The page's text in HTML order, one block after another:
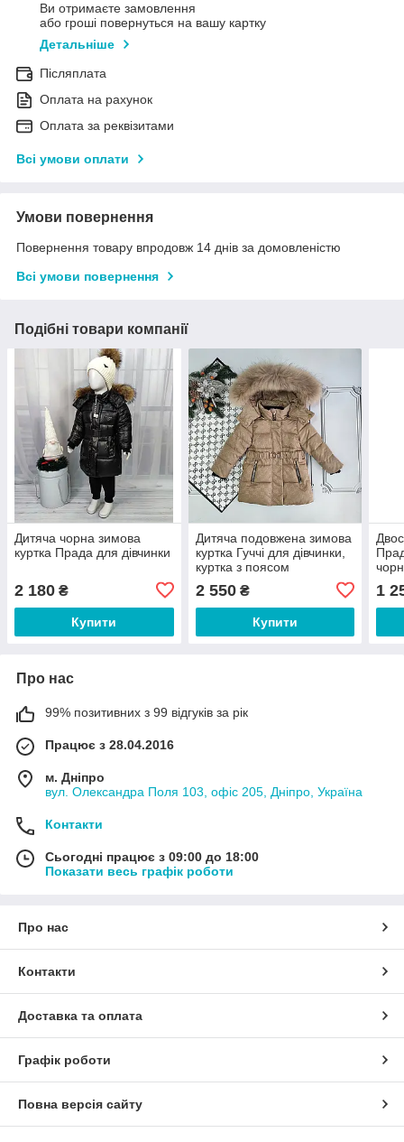
Ви отримаєте замовлення
або гроші повернуться на вашу картку
Детальніше
Післяплата
Оплата на рахунок
Оплата за реквізитами
Всі умови оплати
Умови повернення
Повернення товару впродовж 14 днів за домовленістю
Всі умови повернення
Подібні товари компанії
Дитяча чорна зимова
куртка Прада для дівчинки
2 180 ₴
Купити
Дитяча подовжена зимова
куртка Гуччі для дівчинки,
куртка з поясом
2 550₴
Купити
1
Про нас
99% позитивних з 99 відгуків за рік
Працює з 28.04.2016
м. Дніпро
вул. Олександра Поля 103, офіс 205, Дніпро, Україна
Контакти
Сьогодні працює з 09:00 до 18:00
Показати весь графік роботи
Про нас
Контакти
Доставка та оплата
Графік роботи
Повна версія сайту